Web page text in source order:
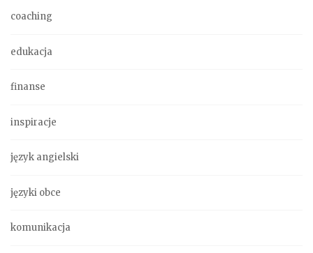
coaching
edukacja
finanse
inspiracje
język angielski
języki obce
komunikacja